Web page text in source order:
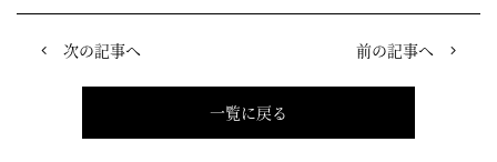
前の記事へ
次の記事へ
一覧に戻る